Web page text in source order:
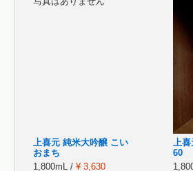
上喜元 純米大吟醸 こい
おまち
1,800mL / ¥ 3,630
上喜
60